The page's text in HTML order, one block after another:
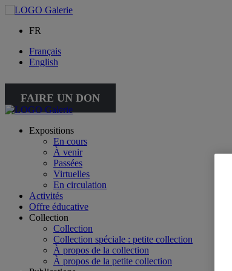
FR
Français
English
FAIRE UN DON
Expositions
En cours
À venir
Passées
Virtuelles
En circulation
Activités
Offre éducative
Collection
Collection
Collection spéciale : petite collection
À propos de la collection
À propos de la petite collection